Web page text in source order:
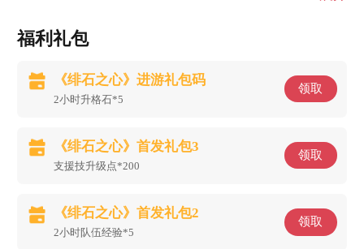
福利礼包
《绯石之心》进游礼包码
2小时升格石*5
领取
《绯石之心》首发礼包3
支援技升级点*200
领取
《绯石之心》首发礼包2
2小时队伍经验*5
领取